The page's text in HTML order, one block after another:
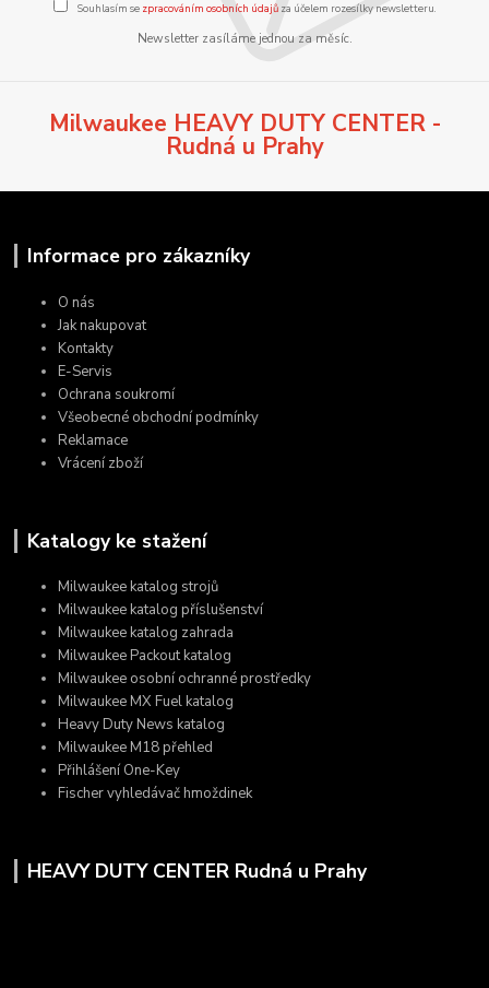
Souhlasím se zpracováním osobních údajůza účelem rozesílky newsletteru.
Newsletter zasíláme jednou za měsíc.
Milwaukee HEAVY DUTY CENTER -
Rudná u Prahy
Informace pro zákazníky
O nás
Jak nakupovat
Kontakty
E-Servis
Ochrana soukromí
Všeobecné obchodní podmínky
Reklamace
Vrácení zboží
Katalogy ke stažení
Milwaukee katalog strojů
Milwaukee katalog příslušenství
Milwaukee katalog zahrada
Milwaukee Packout katalog
Milwaukee osobní ochranné prostředky
Milwaukee MX Fuel katalog
Heavy Duty News katalog
Milwaukee M18 přehled
Přihlášení One-Key
Fischer vyhledávač hmoždinek
HEAVY DUTY CENTER Rudná u Prahy